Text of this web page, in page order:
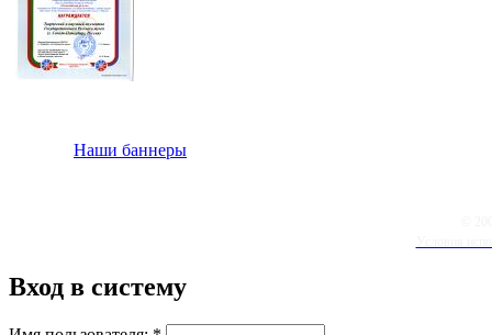
Наши баннеры
Вход в систему